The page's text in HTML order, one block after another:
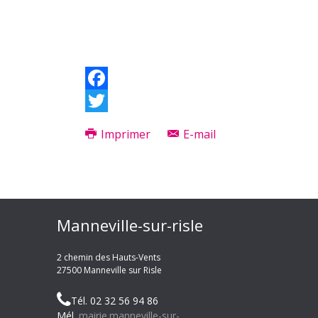
Facebook
Imprimer E-mail
Manneville-sur-risle
2 chemin des Hauts-Vents
27500 Manneville sur Risle
Tél. 02 32 56 94 86